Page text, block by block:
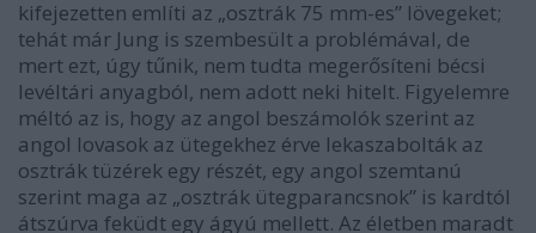
kifejezetten említi az „osztrák 75 mm-es” lövegeket;
tehát már Jung is szembesült a problémával, de
mert ezt, úgy tűnik, nem tudta megerősíteni bécsi
levéltári anyagból, nem adott neki hitelt. Figyelemre
méltó az is, hogy az angol beszámolók szerint az
angol lovasok az ütegekhez érve lekaszabolták az
osztrák tüzérek egy részét, egy angol szemtanú
szerint maga az „osztrák ütegparancsnok” is kardtól
átszúrva feküdt egy ágyú mellett. Az életben maradt